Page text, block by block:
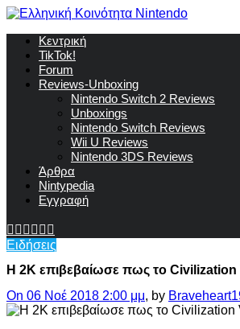
Κεντρική
TikTok!
Forum
Reviews-Unboxing
Nintendo Switch 2 Reviews
Unboxings
Nintendo Switch Reviews
Wii U Reviews
Nintendo 3DS Reviews
Άρθρα
Nintypedia
Εγγραφή
Ειδήσεις
Η 2K επιβεβαίωσε πως το
On 06 Νοέ 2018 2:00 μμ, by